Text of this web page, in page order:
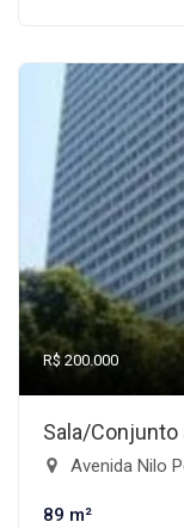
R$ 200.000
Sala/Conjunto
Avenida Nilo
89 m²